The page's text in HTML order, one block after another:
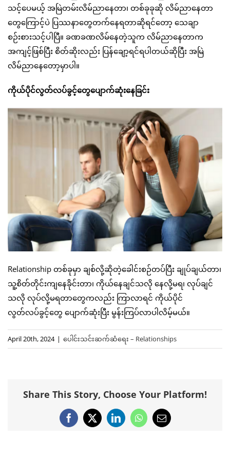
သင့်ပေမယ့် အမြဲတမ်းလိမ်ညာနေတာ၊ တစ်ခုခုဆို လိမ်ညာနေတာ
တွေကြောင့်ပဲ ပြဿနာတွေတက်နေရတာဆိုရင်တော့ သေချာ
စဉ်းစားသင့်ပါပြီ။ ခဏခဏလိမ်နေတဲ့သူက လိမ်ညာနေတာက
အကျင့်ဖြစ်ပြီး စိတ်ဆိုးလည်း ပြန်ချော့ရင်ရပါတယ်ဆိုပြီး အမြဲ
လိမ်ညာနေတော့မှာပါ။
ကိုယ်ပိုင်လွတ်လပ်ခွင့်တွေပျောက်ဆုံးနေခြင်း
Relationship တစ်ခုမှာ ချစ်လို့ဆိုတဲ့ခေါင်းစဉ်တပ်ပြီး ချုပ်ချယ်တာ၊
သူ့စိတ်တိုင်းကျနေခိုင်းတာ၊ ကိုယ်နေချင်သလို နေလို့မရ၊ လုပ်ချင်
သလို လုပ်လို့မရတာတွေကလည်း ကြာလာရင် ကိုယ်ပိုင်
လွတ်လပ်ခွင့်တွေ ပျောက်ဆုံးပြီး မွန်းကြပ်လာပါလိမ့်မယ်။
April 20th, 2024 | ပေါင်းသင်းဆက်ဆံရေး – Relationships
Share This Story, Choose Your Platform!
Facebook
X LinkedInWhatsApp
Email